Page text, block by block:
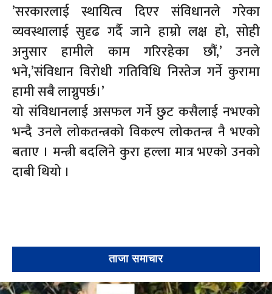
’सरकारलाई स्थायित्व दिएर संविधानले गरेका
व्यवस्थालाई सुदृढ गर्दै जाने हाम्रो लक्ष हो, सोही
अनुसार हामीले काम गरिरहेका छौं,’ उनले
भने,’संविधान विरोधी गतिविधि निस्तेज गर्ने कुरामा
हामी सबै लाग्नुपर्छ।’
यो संविधानलाई असफल गर्ने छुट कसैलाई नभएको
भन्दै उनले लोकतन्त्रको विकल्प लोकतन्त्र नै भएको
बताए । मन्त्री बदलिने कुरा हल्ला मात्र भएको उनको
दाबी थियो ।
ताजा समाचार